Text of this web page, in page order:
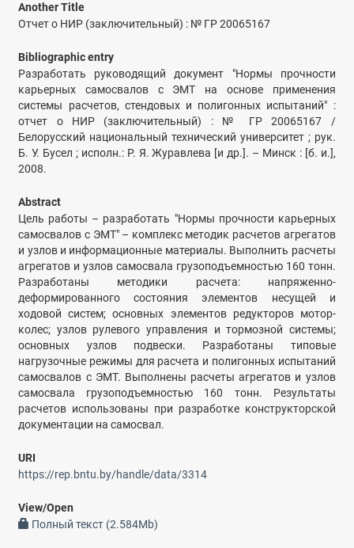
Another Title
Отчет о НИР (заключительный) : № ГР 20065167
Bibliographic entry
Разработать руководящий документ "Нормы прочности
карьерных самосвалов с ЭМТ на основе применения
системы расчетов, стендовых и полигонных испытаний" :
отчет о НИР (заключительный) : № ГР 20065167 /
Белорусский национальный технический университет ; рук.
Б. У. Бусел ; исполн.: Р. Я. Журавлева [и др.]. – Минск : [б. и.],
2008.
Abstract
Цель работы – разработать "Нормы прочности карьерных
самоcвалов с ЭМТ" – комплекс методик расчетов агрегатов
и узлов и информационные материалы. Выполнить расчеты
агрегатов и узлов самосвала грузоподъемностью 160 тонн.
Разработаны методики расчета: напряженно-
деформированного состояния элементов несущей и
ходовой систем; основных элементов редукторов мотор-
колес; узлов рулевого управления и тормозной системы;
основных узлов подвески. Разработаны типовые
нагрузочные режимы для расчета и полигонных испытаний
самосвалов с ЭМТ. Выполнены расчеты агрегатов и узлов
самосвала грузоподъемностью 160 тонн. Результаты
расчетов использованы при разработке конструкторской
документации на самосвал.
URI
https://rep.bntu.by/handle/data/3314
View/Open
Полный текст (2.584Mb)